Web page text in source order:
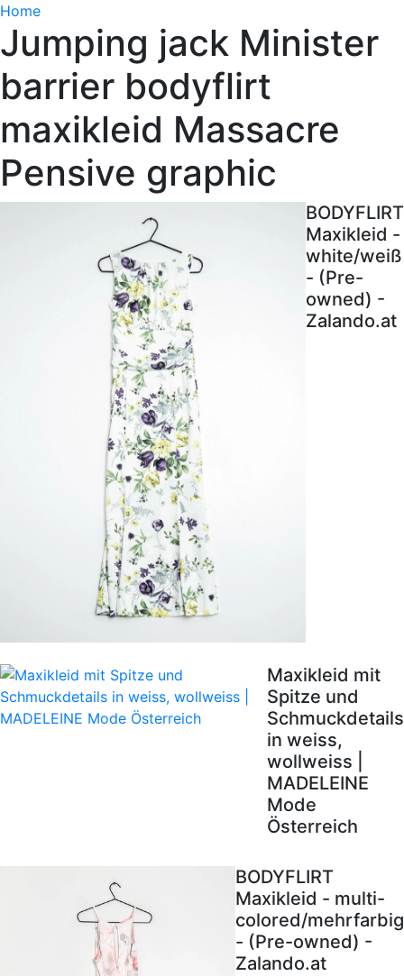
Home
Jumping jack Minister
barrier bodyflirt
maxikleid Massacre
Pensive graphic
BODYFLIRT
Maxikleid -
white/weiß
- (Pre-
owned) -
Zalando.at
Maxikleid mit
Spitze und
Schmuckdetails
in weiss,
wollweiss |
MADELEINE
Mode
Österreich
BODYFLIRT
Maxikleid - multi-
colored/mehrfarbig
- (Pre-owned) -
Zalando.at